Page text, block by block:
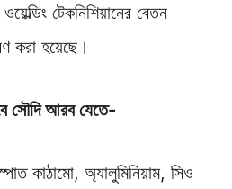
টেকনিশিয়ানের বেতন
করা হয়েছে।
সৌদি আরব যেতে-
কাঠামো, অ্যালুমিনিয়াম, সিও